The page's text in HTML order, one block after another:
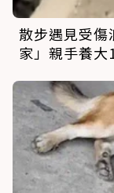
散步遇見受傷
家」親手養